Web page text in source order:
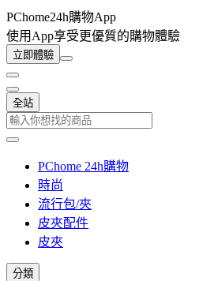
PChome24h購物App
使用App享受更優質的購物體驗
立即體驗
全站
PChome 24h購物
時尚
流行包/夾
皮夾配件
皮夾
分類